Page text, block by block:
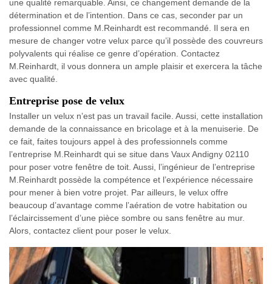
une qualité remarquable. Ainsi, ce changement demande de la
détermination et de l’intention. Dans ce cas, seconder par un
professionnel comme M.Reinhardt est recommandé. Il sera en
mesure de changer votre velux parce qu’il possède des couvreurs
polyvalents qui réalise ce genre d’opération. Contactez
M.Reinhardt, il vous donnera un ample plaisir et exercera la tâche
avec qualité.
Entreprise pose de velux
Installer un velux n’est pas un travail facile. Aussi, cette installation
demande de la connaissance en bricolage et à la menuiserie. De
ce fait, faites toujours appel à des professionnels comme
l’entreprise M.Reinhardt qui se situe dans Vaux Andigny 02110
pour poser votre fenêtre de toit. Aussi, l’ingénieur de l’entreprise
M.Reinhardt possède la compétence et l’expérience nécessaire
pour mener à bien votre projet. Par ailleurs, le velux offre
beaucoup d’avantage comme l’aération de votre habitation ou
l’éclaircissement d’une pièce sombre ou sans fenêtre au mur.
Alors, contactez client pour poser le velux.